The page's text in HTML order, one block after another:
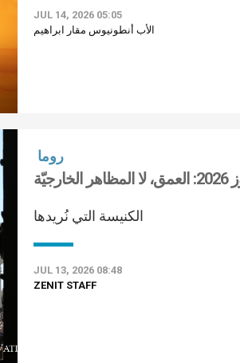
JUL 14, 2026 05:05
الأب أنطونيوس مقار ابراهيم
روما
الكنيسة التي نُريدها
JUL 13, 2026 08:48
ZENIT STAFF